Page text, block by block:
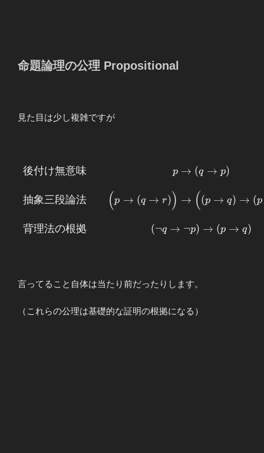
命題論理の公理 Propositional
見た目は少し複雑ですが
\begin{array}
無意味 &&
p\to (q\to p)
\\ \\ 抽象三
段論法 &&
\Bigl( (p\to
r) \Bigr) \\
\\ 背理法の
後付け無意味
抽象三段論法
背理法の根拠
p → (q → p)
(p → (q → r)) → ((p → q) → (p
(¬q → ¬p) → (p → q)
言ってること自体は当たり前だったりします。
（これらの公理は基礎的な証明の根拠になる）